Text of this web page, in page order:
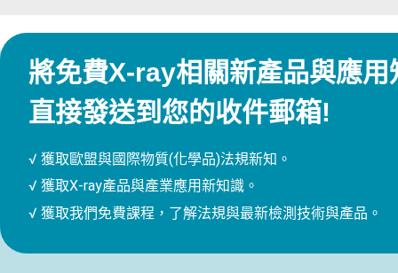
將免費X-ray相關新產品與應用
直接發送到您的收件郵箱!
√ 獲取歐盟與國際物質(化學品)法規新知。
√ 獲取X-ray產品與產業應用新知識。
√ 獲取我們免費課程，了解法規與最新檢測技術與產品。